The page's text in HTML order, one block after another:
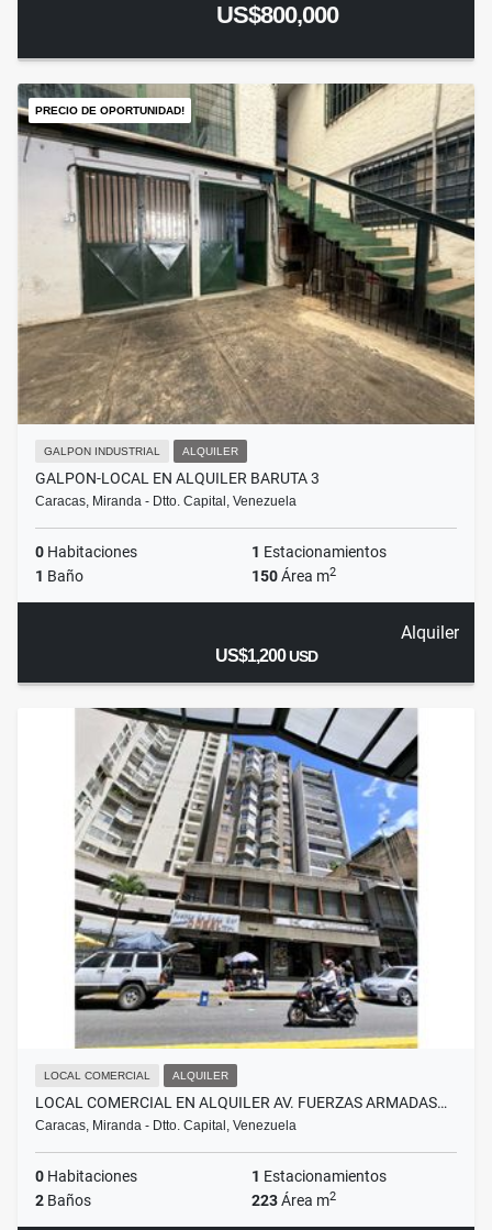
US$800,000
PRECIO DE OPORTUNIDAD!
GALPON INDUSTRIAL ALQUILER
GALPON-LOCAL EN ALQUILER BARUTA 3
Caracas, Miranda - Dtto. Capital, Venezuela
0 Habitaciones 1 Estacionamientos
1 Baño 150Área m2
Alquiler
US$1,200USD
LOCAL COMERCIAL ALQUILER
LOCAL COMERCIAL EN ALQUILER AV. FUERZAS ARMADAS…
Caracas, Miranda - Dtto. Capital, Venezuela
0 Habitaciones 1 Estacionamientos
2 Baños 223Área m2